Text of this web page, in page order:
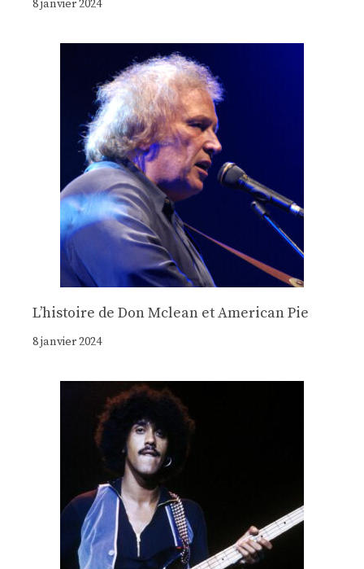
8 janvier 2024
Lʼhistoire de Don Mclean et American Pie
8 janvier 2024